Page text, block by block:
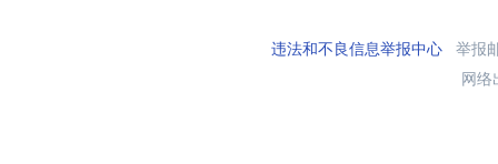
违法和不良信息举报中心举报
网